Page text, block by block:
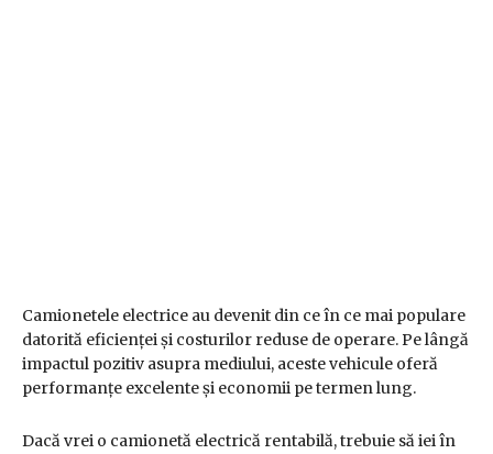
Camionetele electrice au devenit din ce în ce mai populare
datorită eficienței și costurilor reduse de operare. Pe lângă
impactul pozitiv asupra mediului, aceste vehicule oferă
performanțe excelente și economii pe termen lung.
Dacă vrei o camionetă electrică rentabilă, trebuie să iei în